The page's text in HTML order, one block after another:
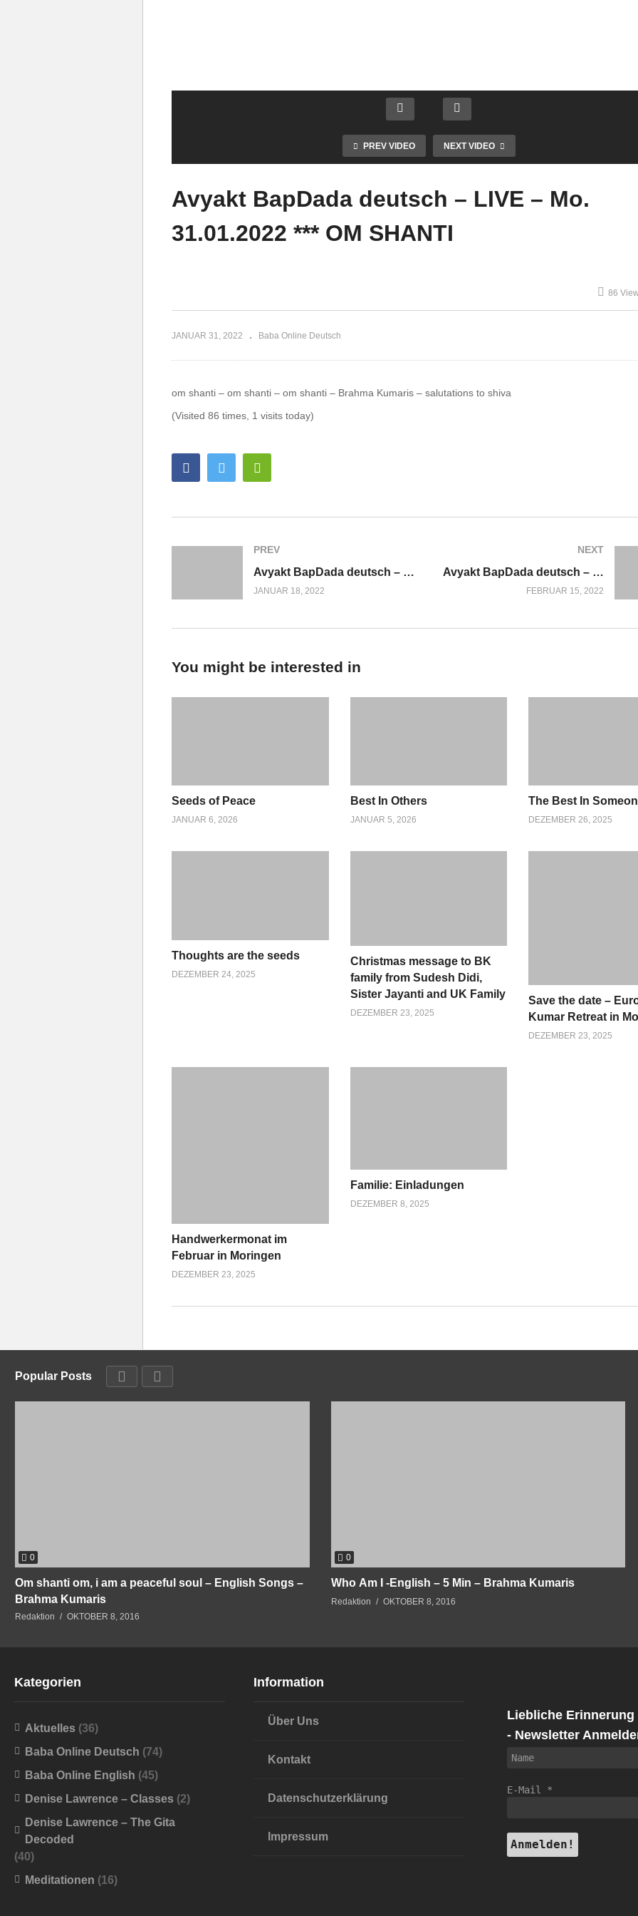
PREV VIDEO NEXT VIDEO
Avyakt BapDada deutsch – LIVE – Mo.
31.01.2022 *** OM SHANTI
86
JANUAR 31, 2022 Baba Online Deutsch
om shanti – om shanti – om shanti – Brahma Kumaris – salutations to shiva
(Visited 86 times, 1 visits today)
PREV
Avyakt BapDada deutsch – LIVE – Di. 18.01.2022 *** OM SHANTI
JANUAR 18, 2022
NEXT
Avyakt BapDada deutsch – LIVE – Di. 15.02.2022 *** OM SHANTI
FEBRUAR 15, 2022
You might be interested in
Seeds of Peace
JANUAR 6, 2026
Best In Others
JANUAR 5, 2026
The Best In
DEZEMBER 26, 2025
Thoughts are the seeds
DEZEMBER 24, 2025
Christmas message to BK
family from Sudesh Didi,
Sister Jayanti and UK Family
DEZEMBER 23, 2025
Save the date –
Kumar Retreat in
DEZEMBER 23, 2025
Handwerkermonat im
Februar in Moringen
DEZEMBER 23, 2025
Familie: Einladungen
DEZEMBER 8, 2025
Popular Posts
0
Om shanti om, i am a peaceful soul – English Songs –
Brahma Kumaris
Redaktion OKTOBER 8, 2016
0
Who Am I -English – 5 Min – Brahma Kumaris
Redaktion OKTOBER 8, 2016
Kategorien
Aktuelles (36)
Baba Online Deutsch (74)
Baba Online English (45)
Denise Lawrence – Classes (2)
Denise Lawrence – The Gita
Decoded
(40)
Meditationen (16)
Information
Über Uns
Kontakt
Datenschutzerklärung
Impressum
Liebliche Erinnerung
- Newsletter
E-Mail *